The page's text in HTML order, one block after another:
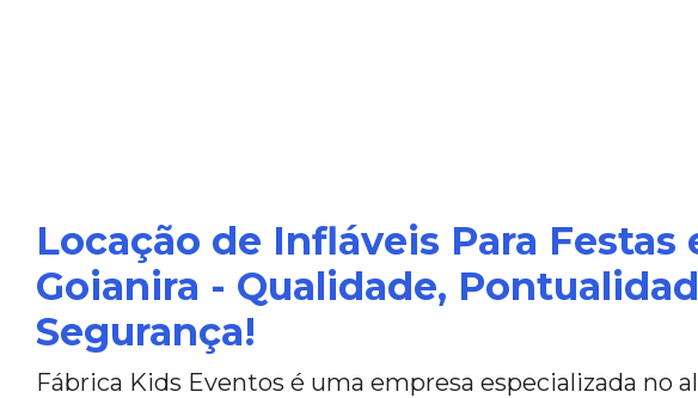
Locação de Infláveis Para Festas
Goianira - Qualidade,
Segurança!
Fábrica Kids Eventos é uma empresa especializada no